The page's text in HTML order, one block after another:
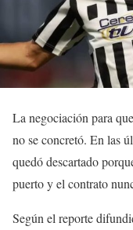
La negociación para
no se concretó. En las
quedó descartado
puerto y el contrato
Según el reporte